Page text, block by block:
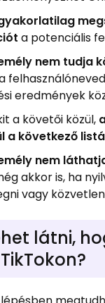
a potenciális
nem tudja
eredmények
a követői közül,
a következő
nem
akkor is, ha
vagy
látni,